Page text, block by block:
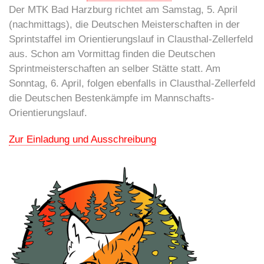
Der MTK Bad Harzburg richtet am Samstag, 5. April
(nachmittags), die Deutschen Meisterschaften in der
Sprintstaffel im Orientierungslauf in Clausthal-Zellerfeld
aus. Schon am Vormittag finden die Deutschen
Sprintmeisterschaften an selber Stätte statt. Am
Sonntag, 6. April, folgen ebenfalls in Clausthal-Zellerfeld
die Deutschen Bestenkämpfe im Mannschafts-
Orientierungslauf.
Zur Einladung und Ausschreibung